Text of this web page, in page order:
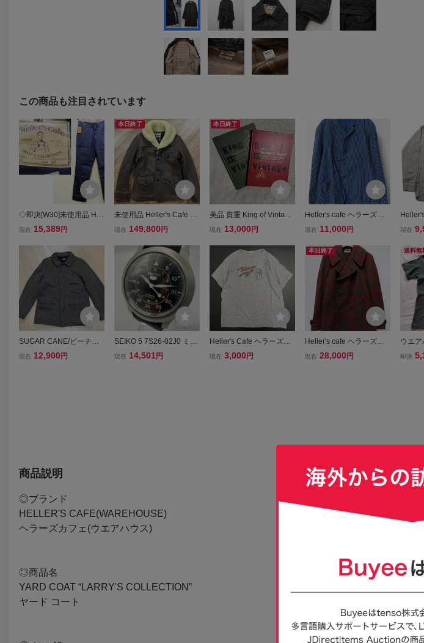
この商品も注目されています
◇即決[W30]未使用品 Hell
er's cafe BUCKLE BACK
クルバック シンチバック
尾錠 ヘラーズカフェ デニ
ム パンツ■8385
現在 15,389円
SUGAR CANE/ビーチク
ロスジャケット/シュガー
現在 12,900 円
本日終了
未使用品 Heller's Cafe LA
RRY'S COLLECTION ヘ
rker’s Jacket ディアスキ
ン 鹿革 ワーカーズ ジャ
ケット サイズ36
現在 149,800 円
SEIKO 5 7S26-02J0 ミリ
タリーウォッチ セイコー
現在 14,501 円
本日終了
美品 貴重 King of Vintage/
キング オブ ヴィンテー
er's Cafe/ヘラーズカフェ
コレクション本 Vol.1&Vo
l.3 Set
現在 13,000 円
Heller's Cafe ヘラーズカ
フェ WAREHOUSE ウエ
現在 3,000 円
Heller's cafe ヘラーズカ
フェ / WAREHOUSE ウエ
ライプ サック ジャケット
現在 11,000 円
本日終了
Heller's cafe ヘラーズカ
フェ / WAREHOUSE ウエ
現在 28,000 円
フェ)
プ ワ
グレ
ハウス
現在
送料無
ウエ
e ヘラ
即決
商品説明